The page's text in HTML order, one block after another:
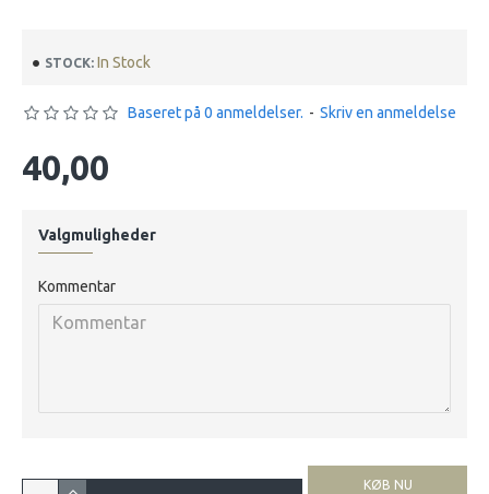
STOCK: In Stock
Baseret på 0 anmeldelser. - Skriv en anmeldelse
40,00
Valgmuligheder
Kommentar
KØB NU